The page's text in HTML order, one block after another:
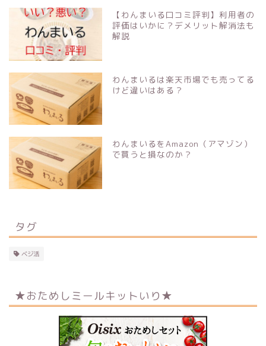
【わんまいる口コミ評判】利用者の
評価はいかに？デメリット解消法も
解説
わんまいるは楽天市場でも売ってる
けど違いはある？
わんまいるをAmazon（アマゾン）
で買うと損なのか？
タグ
ベジ活
★おためしミールキットいり★